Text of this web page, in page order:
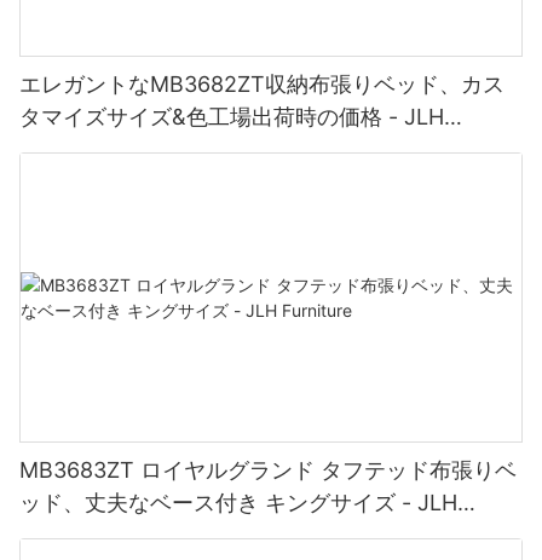
エレガントなMB3682ZT収納布張りベッド、カス
タマイズサイズ&色工場出荷時の価格 - JLH
Furniture
MB3683ZT ロイヤルグランド タフテッド布張りベ
ッド、丈夫なベース付き キングサイズ - JLH
Furniture